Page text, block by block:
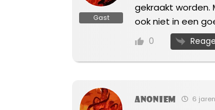
Gast
gekraakt worden.
ook niet in een
0
Anoniem 6